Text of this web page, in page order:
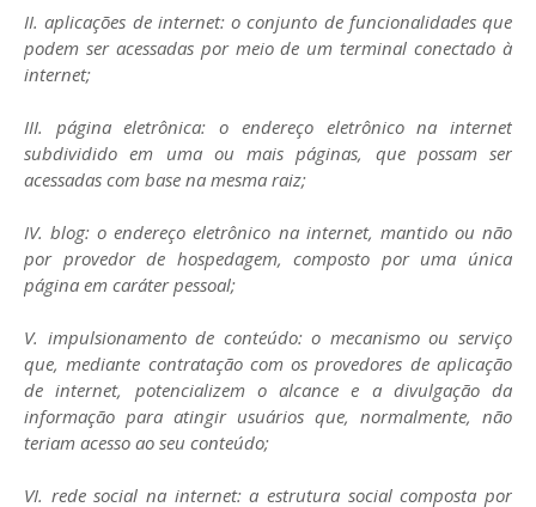
II. aplicações de internet: o conjunto de funcionalidades que
podem ser acessadas por meio de um terminal conectado à
internet;
III. página eletrônica: o endereço eletrônico na internet
subdividido em uma ou mais páginas, que possam ser
acessadas com base na mesma raiz;
IV. blog: o endereço eletrônico na internet, mantido ou não
por provedor de hospedagem, composto por uma única
página em caráter pessoal;
V. impulsionamento de conteúdo: o mecanismo ou serviço
que, mediante contratação com os provedores de aplicação
de internet, potencializem o alcance e a divulgação da
informação para atingir usuários que, normalmente, não
teriam acesso ao seu conteúdo;
VI. rede social na internet: a estrutura social composta por